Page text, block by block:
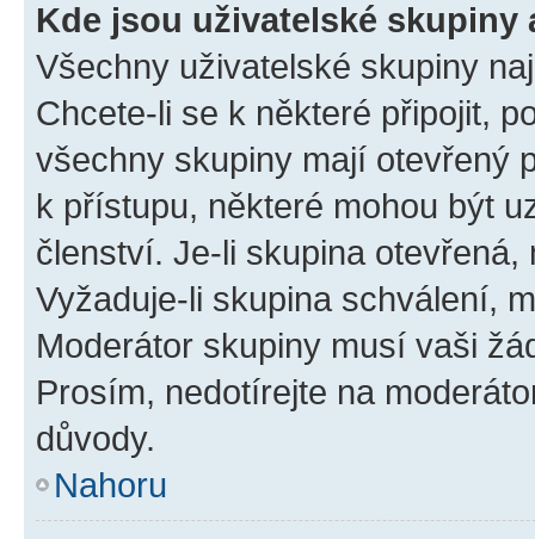
Kde jsou uživatelské skupiny
Všechny uživatelské skupiny
Chcete-li se k některé připojit,
všechny skupiny mají otevřený
k přístupu, některé mohou být
členství. Je-li skupina
Vyžaduje-li skupina schválení,
Moderátor skupiny musí vaši
Prosím, nedotírejte na
důvody.
Nahoru